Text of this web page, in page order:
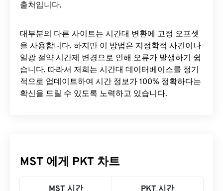
출처입니다.
대부분의 다른 사이트는 시간대 변환에 ​​고정 오프셋
을 사용합니다. 하지만 이 방법은 지정학적 사건이나
일광 절약 시간제 변경으로 인해 오류가 발생하기 쉽
습니다. 따라서 저희는 시간대 데이터베이스를 정기
적으로 업데이트하여 시간 정보가 100% 정확하다는
확신을 드릴 수 있도록 노력하고 있습니다.
MST 에게 PKT 차트
MST 시간 PKT 시간